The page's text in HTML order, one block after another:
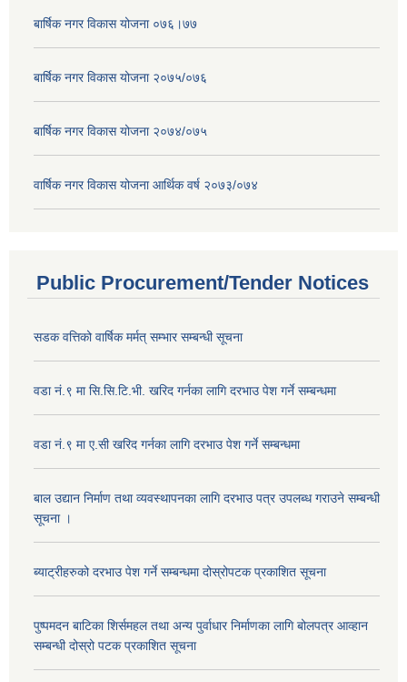
बार्षिक नगर विकास योजना ०७६।७७
बार्षिक नगर विकास योजना २०७५/०७६
बार्षिक नगर विकास योजना २०७४/०७५
वार्षिक नगर विकास योजना आर्थिक वर्ष २०७३/०७४
Public Procurement/Tender Notices
सडक वत्तिको वार्षिक मर्मत् सम्भार सम्बन्धी सूचना
वडा नं.९ मा सि.सि.टि.भी. खरिद गर्नका लागि दरभाउ पेश गर्ने सम्बन्धमा
वडा नं.९ मा ए.सी खरिद गर्नका लागि दरभाउ पेश गर्ने सम्बन्धमा
बाल उद्यान निर्माण तथा व्यवस्थापनका लागि दरभाउ पत्र उपलब्ध गराउने सम्बन्धी
सूचना ।
ब्याट्रीहरुको दरभाउ पेश गर्ने सम्बन्धमा दोस्रोपटक प्रकाशित सूचना
पुष्पमदन बाटिका शिर्समहल तथा अन्य पुर्वाधार निर्माणका लागि बोलपत्र आव्हान
सम्बन्धी दोस्रो पटक प्रकाशित सूचना